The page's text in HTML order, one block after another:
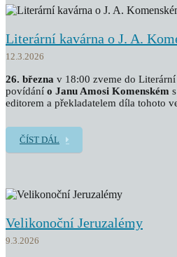
Literární kavárna o J. A.
12.3.2026
26. března v 18:00 zveme do
povídání o Janu Amosi Komenském
editorem a překladatelem díla tohoto
ČÍST DÁL
Velikonoční Jeruzalémy
9.3.2026